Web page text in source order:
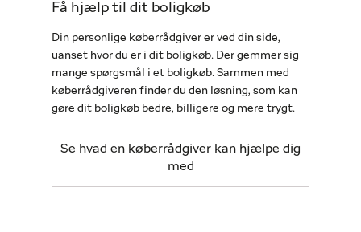
Få hjælp til dit boligkøb
Din personlige køberrådgiver er ved din side,
uanset hvor du er i dit boligkøb. Der gemmer sig
mange spørgsmål i et boligkøb. Sammen med
køberrådgiveren finder du den løsning, som kan
gøre dit boligkøb bedre, billigere og mere trygt.
Se hvad en køberrådgiver kan hjælpe dig
med